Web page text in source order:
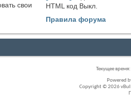
свои
HTML код Выкл.
Правила форума
Текущее время:
Powered
Copyright © 2026